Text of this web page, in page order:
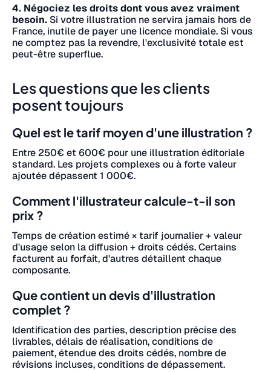
4. Négociez les droits dont vous avez vraiment
besoin. Si votre illustration ne servira jamais hors de
France, inutile de payer une licence mondiale. Si vous
ne comptez pas la revendre, l'exclusivité totale est
peut-être superflue.
Les questions que les clients
posent toujours
Quel est le tarif moyen d'une illustration ?
Entre 250€ et 600€ pour une illustration éditoriale
standard. Les projets complexes ou à forte valeur
ajoutée dépassent 1 000€.
Comment l'illustrateur calcule-t-il son
prix ?
Temps de création estimé × tarif journalier + valeur
d'usage selon la diffusion + droits cédés. Certains
facturent au forfait, d'autres détaillent chaque
composante.
Que contient un devis d'illustration
complet ?
Identification des parties, description précise des
livrables, délais de réalisation, conditions de
paiement, étendue des droits cédés, nombre de
révisions incluses, conditions de dépassement.